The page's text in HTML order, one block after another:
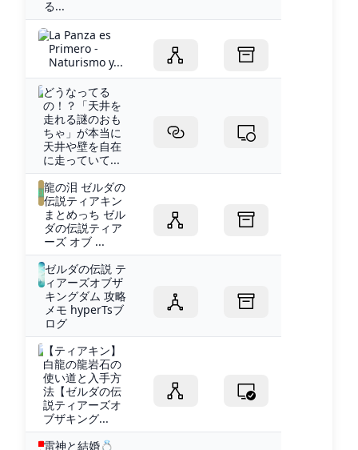
る...
La Panza es
Primero -
Naturismo y...
どうなってる
の！？「天井を
走れる謎のおも
ちゃ」が本当に
天井や壁を自在
に走っていて...
龍の泪 ゼルダの
伝説ティアキン
まとめっち ゼル
ダの伝説ティア
ーズ オブ ...
ゼルダの伝説 テ
ィアーズオブザ
キングダム 攻略
メモ hyperTsブ
ログ
【ティアキン】
白龍の龍岩石の
使い道と入手方
法【ゼルダの伝
説ティアーズオ
ブザキング...
雷神と結婚💍